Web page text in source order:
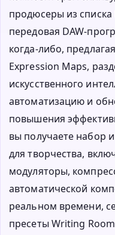
продюсеры из
передовая DAW-
когда-либо,
Expression Maps,
искусственного
автоматизацию и
повышения
вы получаете набор
для творчества,
модуляторы,
автоматической
реальном времени,
пресеты Writing